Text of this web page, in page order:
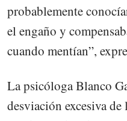
probablemente
el engaño y
cuando mentían”,
La psicóloga Blanco
desviación excesiva